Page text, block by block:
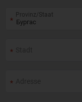
Provinz/Staat